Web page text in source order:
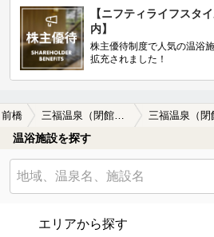
【ニフティライフスタ
内】
株主優待制度で人気の温浴
拡充されました！
前橋
温浴施設を探す
エリアから探す